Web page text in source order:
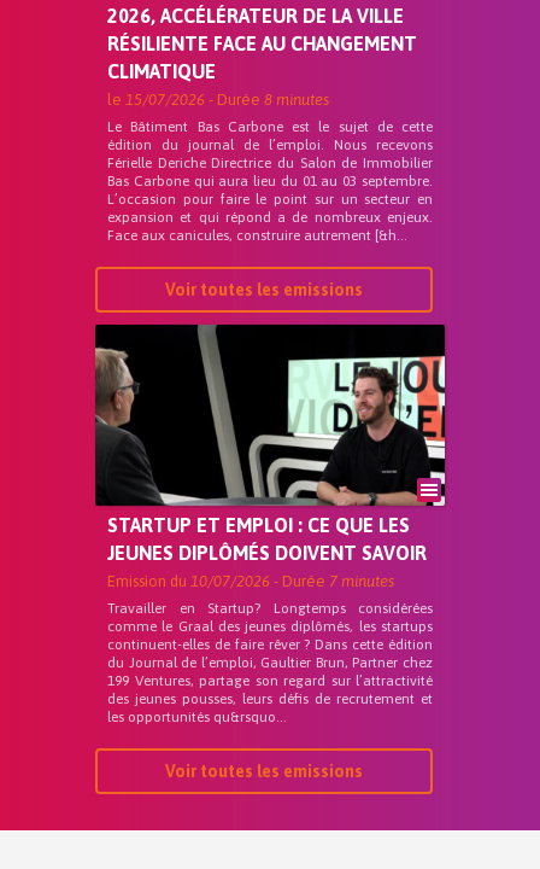
2026, ACCÉLÉRATEUR DE LA VILLE
RÉSILIENTE FACE AU CHANGEMENT
CLIMATIQUE
le 15/07/2026 - Durée 8 minutes
Le Bâtiment Bas Carbone est le sujet de cette
édition du journal de l’emploi. Nous recevons
Férielle Deriche Directrice du Salon de Immobilier
Bas Carbone qui aura lieu du 01 au 03 septembre.
L’occasion pour faire le point sur un secteur en
expansion et qui répond a de nombreux enjeux.
Face aux canicules, construire autrement [&h...
Voir toutes les emissions
STARTUP ET EMPLOI : CE QUE LES
JEUNES DIPLÔMÉS DOIVENT SAVOIR
Emission du 10/07/2026 - Durée 7 minutes
Travailler en Startup? Longtemps considérées
comme le Graal des jeunes diplômés, les startups
continuent-elles de faire rêver ? Dans cette édition
du Journal de l’emploi, Gaultier Brun, Partner chez
199 Ventures, partage son regard sur l’attractivité
des jeunes pousses, leurs défis de recrutement et
les opportunités qu&rsquo...
Voir toutes les emissions